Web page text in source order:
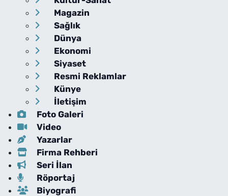
Magazin
Sağlık
Dünya
Ekonomi
Siyaset
Resmi Reklamlar
Künye
İletişim
Foto Galeri
Video
Yazarlar
Firma Rehberi
Seri İlan
Röportaj
Biyografi